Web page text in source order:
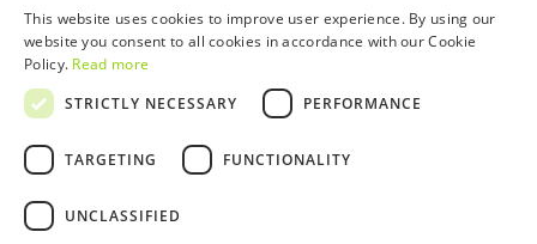
Noticias
Restaurantes
Tarjeta WOW
Grupos y eventos
Servicio educativo
Política de privacidad y cookies
Trabaja con nosotros
Libro de reclamaciones
ENGLISH
This website uses cookies to improve user experience. By using our
website you consent to all cookies in accordance with our Cookie
Policy. Read more
STRICTLY NECESSARY
PERFORMANCE
TARGETING FUNCTIONALITY
UNCLASSIFIED